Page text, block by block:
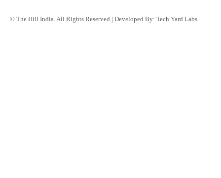
© The Hill India. All Rights Reserved | Developed By: Tech Yard Labs